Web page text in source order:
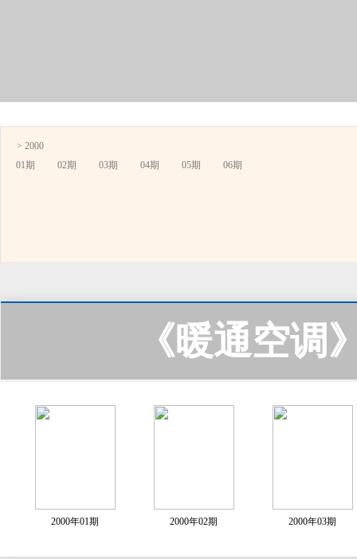
> 2000
01期
02期 03期 04期 05期 06期
《暖通空调
2000年01期 2000年02期 2000年03期